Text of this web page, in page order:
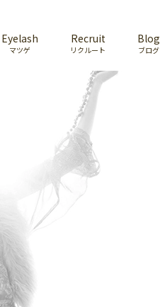
Eyelash
マツゲ
Recruit
リクルート
Blog
ブログ